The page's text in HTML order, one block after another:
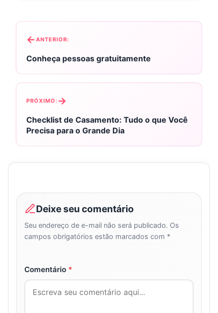
N
g
a
e
ANTERIOR:
Conheça pessoas gratuitamente
PRÓXIMO:
Checklist de Casamento: Tudo o que Você
Precisa para o Grande Dia
Deixe seu comentário
Seu endereço de e-mail não será publicado. Os
campos obrigatórios estão marcados com *
Comentário *